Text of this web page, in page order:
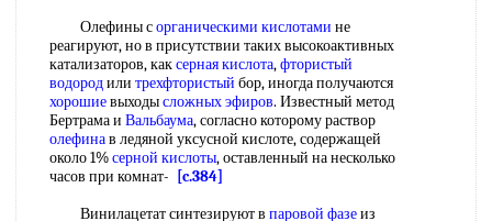
Олефины сорганическими кислотами не
реагируют, но в присутствии таких высокоактивных
катализаторов, каксерная кислота,фтористый
водородили трехфтористый бор, иногда получаются
хорошиевыходысложных эфиров. Известный метод
Бертрама и Вальбаума, согласно которому раствор
олефинав ледяной уксусной кислоте, содержащей
около 1%серной кислоты, оставленный на несколько
часов при комнат-
[c.384]
Винилацетат синтезируют в паровой фазеиз